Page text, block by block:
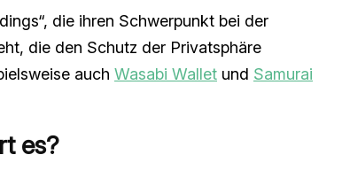
die ihren Schwerpunkt bei der
die den Schutz der Privatsphäre
auch Wasabi Wallet und Samurai
es?